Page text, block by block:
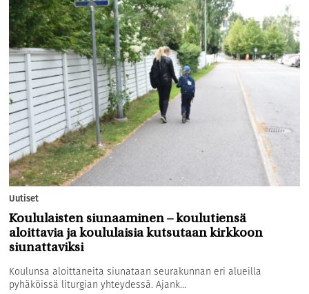
Uutiset
Koululaisten siunaaminen – koulutiensä
aloittavia ja koululaisia kutsutaan kirkkoon
siunattaviksi
Koulunsa aloittaneita siunataan seurakunnan eri alueilla
pyhäköissä liturgian yhteydessä. Ajank...